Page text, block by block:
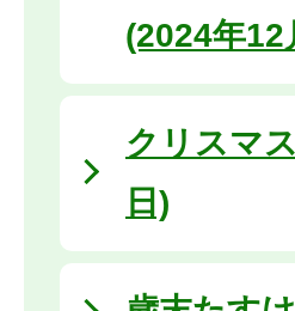
(2024年12
クリスマ
日)